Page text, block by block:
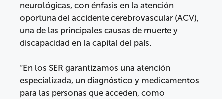
neurológicas, con énfasis en la atención
oportuna del accidente cerebrovascular (ACV),
una de las principales causas de muerte y
discapacidad en la capital del país.
“En los SER garantizamos una atención
especializada, un diagnóstico y medicamentos
para las personas que acceden, como